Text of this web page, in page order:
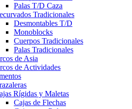
Palas T/D Caza
Tradicionales
Desmontables T/D
Monoblocks
Cuerpos Tradicionales
Palas Tradicionales
de Asia
de Actividades
Rígidas y Maletas
Cajas de Flechas